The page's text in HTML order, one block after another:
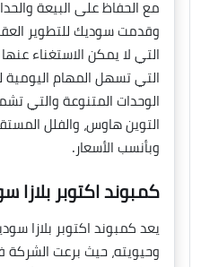
مع الحفاظ على البيعة
وقدمت سوديك للتطوير
التي لا يمكن الاستغناء
التي تسهل المهام
الوحدات المتنوعة والتي
التوين هاوس، والفلل
وبأنسب الأسعار.
كمبوند اكتوبر بلازا
يعد كمبوند اكتوبر بلازا
وحيويته، حيث برعت